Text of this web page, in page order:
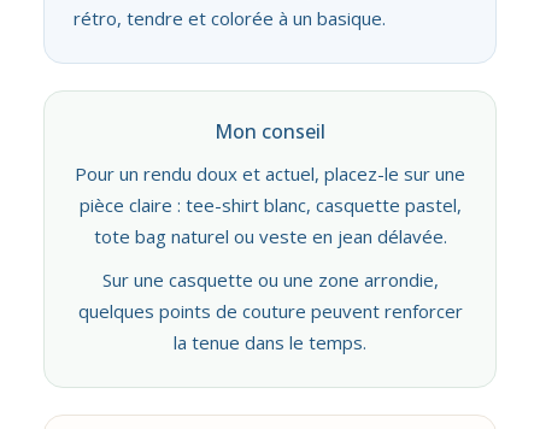
rétro, tendre et colorée à un basique.
Mon conseil
Pour un rendu doux et actuel, placez-le sur une
pièce claire : tee-shirt blanc, casquette pastel,
tote bag naturel ou veste en jean délavée.
Sur une casquette ou une zone arrondie,
quelques points de couture peuvent renforcer
la tenue dans le temps.